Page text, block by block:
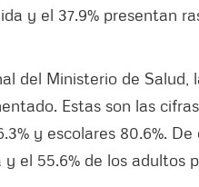
y el 37.9% presentan
del Ministerio de Salud,
Estas son las
y escolares 80.6%.
el 55.6% de los adultos